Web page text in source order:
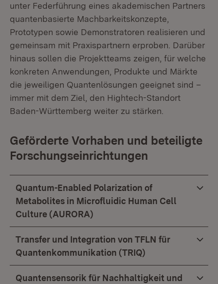
unter Federführung eines akademischen Partners
quantenbasierte Machbarkeitskonzepte,
Prototypen sowie Demonstratoren realisieren und
gemeinsam mit Praxispartnern erproben. Darüber
hinaus sollen die Projektteams zeigen, für welche
konkreten Anwendungen, Produkte und Märkte
die jeweiligen Quantenlösungen geeignet sind –
immer mit dem Ziel, den Hightech-Standort
Baden-Württemberg weiter zu stärken.
Geförderte Vorhaben und beteiligte
Forschungseinrichtungen
Quantum-Enabled Polarization of
Metabolites in Microfluidic Human Cell
Culture (AURORA)
Transfer und Integration von TFLN für
Quantenkommunikation (TRIQ)
Quantensensorik für Nachhaltigkeit und